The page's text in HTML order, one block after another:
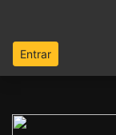
Entrar